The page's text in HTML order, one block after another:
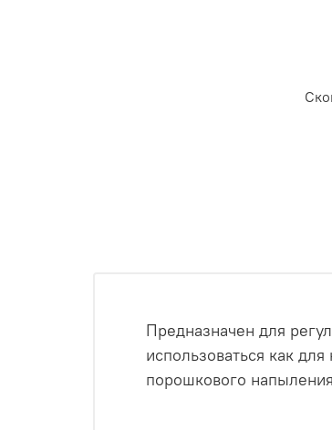
Предназначен для
использоваться как
порошкового